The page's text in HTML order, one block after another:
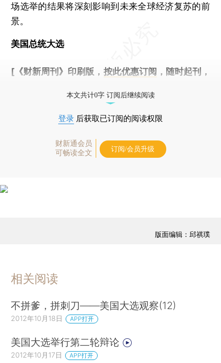
场选举的结果将深刻影响到未来全球经济复苏的前
景。
美国总统大选
[《财新周刊》印刷版， 按此优惠订阅 ，随时起刊，
本文共计0字 订阅后继续阅读
登录 后获取已订阅的阅读权限
财新通会员
可畅读全文
订阅/会员升级
版面编辑：邱祺璞
相关阅读
不拼爹，拼刺刀——美国大选观察(12)
2012年10月18日 APP打开
美国大选举行第二轮辩论
2012年10月17日 APP打开